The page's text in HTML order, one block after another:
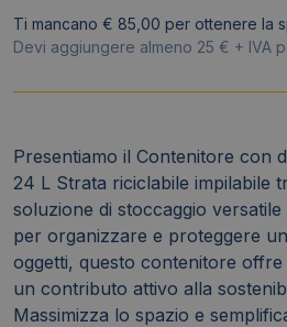
litri
-
Ti mancano € 85,00 per ottenere la
Devi aggiungere almeno 25 € + IVA
Presentiamo il Contenitore con
24 L Strata riciclabile impilabile
soluzione di stoccaggio versatile
per organizzare e proteggere
oggetti, questo contenitore
un contributo attivo alla
Massimizza lo spazio e